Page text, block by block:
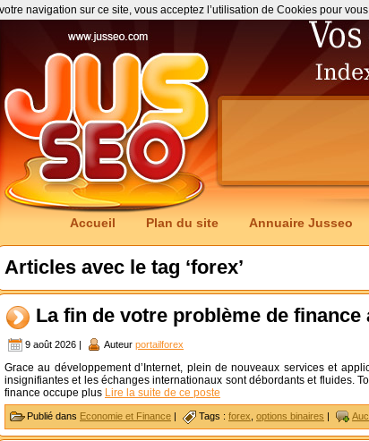
Accueil Plan du site Annuaire Jusseo
Articles avec le tag ‘forex’
La fin de votre problème de finance
9 août 2026 | Auteur portailforex
Grace au développement d’Internet, plein de nouveaux services et
insignifiantes et les échanges internationaux sont débordants et fluides.
finance occupe plus Lire la suite de ce poste
Publié dans Economie et Finance | Tags : forex options binaires |
navigation sur ce site, vous acceptez l’utilisation de Cookies pour